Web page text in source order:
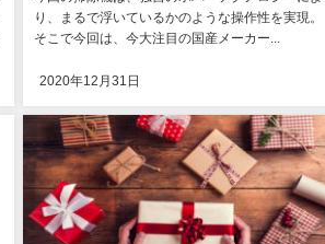
り、まるで浮いているかのような操作性を実現。
そこで今回は、今大注目の国産メーカー...
2020年12月31日